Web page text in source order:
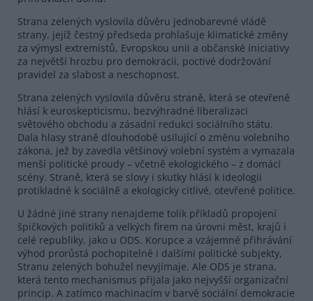
Strana zelených vyslovila důvěru jednobarevné vládě
strany, jejíž čestný předseda prohlašuje klimatické změny
za výmysl extremistů, Evropskou unii a občanské iniciativy
za největší hrozbu pro demokracii, poctivé dodržování
pravidel za slabost a neschopnost.
Strana zelených vyslovila důvěru straně, která se otevřeně
hlásí k euroskepticismu, bezvýhradné liberalizaci
světového obchodu a zásadní redukci sociálního státu.
Dala hlasy straně dlouhodobě usilující o změnu volebního
zákona, jež by zavedla většinový volební systém a vymazala
menší politické proudy – včetně ekologického – z domácí
scény. Straně, která se slovy i skutky hlásí k ideologii
protikladné k sociálně a ekologicky citlivé, otevřené politice.
U žádné jiné strany nenajdeme tolik příkladů propojení
špičkových politiků a velkých firem na úrovni měst, krajů i
celé republiky, jako u ODS. Korupce a vzájemné přihrávání
výhod prorůstá pochopitelně i dalšími politické subjekty,
Stranu zelených bohužel nevyjímaje. Ale ODS je strana,
která tento mechanismus přijala jako nejvyšší organizační
princip. A zatímco machinacím v barvě sociální demokracie